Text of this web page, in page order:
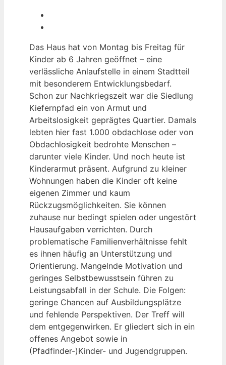
Das Haus hat von Montag bis Freitag für
Kinder ab 6 Jahren geöffnet – eine
verlässliche Anlaufstelle in einem Stadtteil
mit besonderem Entwicklungsbedarf.
Schon zur Nachkriegszeit war die Siedlung
Kiefernpfad ein von Armut und
Arbeitslosigkeit geprägtes Quartier. Damals
lebten hier fast 1.000 obdachlose oder von
Obdachlosigkeit bedrohte Menschen –
darunter viele Kinder. Und noch heute ist
Kinderarmut präsent. Aufgrund zu kleiner
Wohnungen haben die Kinder oft keine
eigenen Zimmer und kaum
Rückzugsmöglichkeiten. Sie können
zuhause nur bedingt spielen oder ungestört
Hausaufgaben verrichten. Durch
problematische Familienverhältnisse fehlt
es ihnen häufig an Unterstützung und
Orientierung. Mangelnde Motivation und
geringes Selbstbewusstsein führen zu
Leistungsabfall in der Schule. Die Folgen:
geringe Chancen auf Ausbildungsplätze
und fehlende Perspektiven. Der Treff will
dem entgegenwirken. Er gliedert sich in ein
offenes Angebot sowie in
(Pfadfinder-)Kinder- und Jugendgruppen.